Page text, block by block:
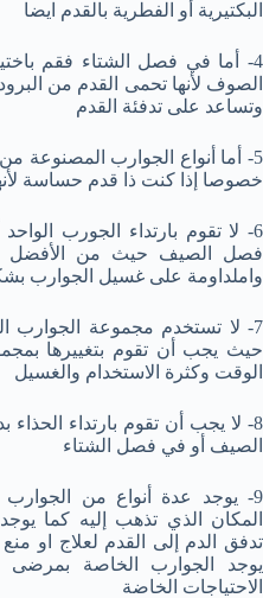
البكتيرية أو الفطرية بالقدم ايضا
4- أما في فصل الشتاء فقم
الصوف لأنها تحمى القدم من
وتساعد على تدفئة القدم
5- أما أنواع الجوارب المصنوعة من
خصوصا إذا كنت ذا قدم حساسة
6- لا تقوم بارتداء الجورب
فصل الصيف حيث من الأفضل
واملداومة على غسيل الجوارب
7- لا تستخدم مجموعة الجوارب
حيث يجب أن تقوم بتغييرها
الوقت وكثرة الاستخدام والغسيل
8- لا يجب أن تقوم بارتداء
الصيف أو في فصل الشتاء
9- يوجد عدة أنواع من الجوارب
المكان الذي تذهب إليه كما
تدفق الدم إلى القدم لعلاج او منع
يوجد الجوارب الخاصة
الاحتياجات الخاضة